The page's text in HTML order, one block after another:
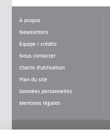
À propos
Newsletters
Équipe / crédits
Nous contacter
Charte d'utilisation
Plan du site
Données personnelles
Mentions légales